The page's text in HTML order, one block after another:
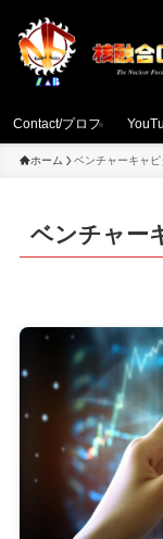
Contact/プロフ
ホーム ベンチャーキャピ
ベンチャー